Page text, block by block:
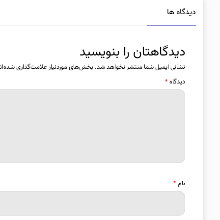
دیدگاه ها
دیدگاهتان را بنویسید
نشانی ایمیل شما منتشر نخواهد شد. بخش‌های موردنیاز علامت‌گذاری
دیدگاه*
نام*